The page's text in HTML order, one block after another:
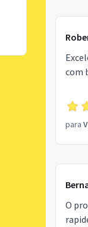
com
para
O